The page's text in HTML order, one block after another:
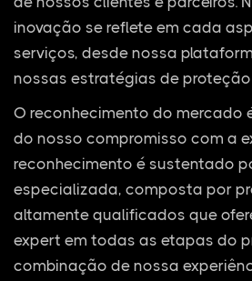
inovação se reflete em cada
serviços, desde nossa
nossas estratégias de proteção
O reconhecimento do mercado
do nosso compromisso com a
reconhecimento é sustentado
especializada, composta por
altamente qualificados que
expert em todas as etapas do
combinação de nossa